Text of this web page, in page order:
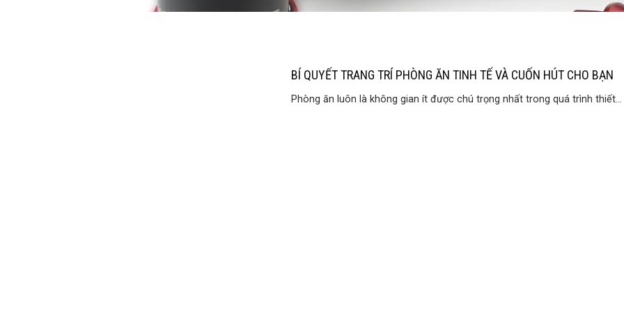
BÍ QUYẾT TRANG TRÍ PHÒNG ĂN TINH TẾ VÀ CUỐN HÚT CHO BẠN
Phòng ăn luôn là không gian ít được chú trọng nhất trong quá trình thiết...